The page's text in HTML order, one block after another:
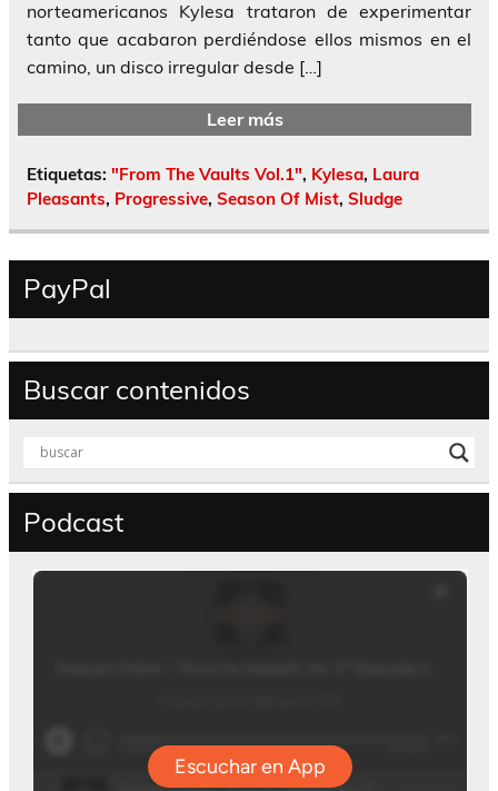
norteamericanos Kylesa trataron de experimentar
tanto que acabaron perdiéndose ellos mismos en el
camino, un disco irregular desde […]
Leer más
Etiquetas: "From The Vaults Vol.1", Kylesa, Laura
Pleasants, Progressive, Season Of Mist, Sludge
PayPal
Buscar contenidos
Podcast